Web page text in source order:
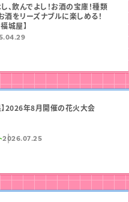
、飲んでよし！お酒の宝庫！種類
酒をリーズナブルに楽しめる！
城屋】
】2026年8月開催の花火大会
2026.07.25